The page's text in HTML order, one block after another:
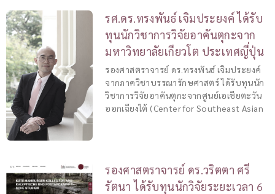
รศ.ดร.ทรงพันธ์ เจิมประยงค์ ได้รับ
ทุนนักวิชาการวิจัยอาคันตุกะจาก
มหาวิทยาลัยเกียวโต ประเทศญี่ปุ่น
รองศาสตราจารย์ ดร.ทรงพันธ์ เจิมประยงค์
จากภาควิชาบรรณารักษศาสตร์ ได้รับทุนนัก
วิชาการวิจัยอาคันตุกะจากศูนย์เอเชียตะวัน
ออกเฉียงใต้ (Center for Southeast Asian
รองศาสตราจารย์ ดร.วริตตา ศรี
รัตนา ได้รับทุนนักวิจัยระยะเวลา 6